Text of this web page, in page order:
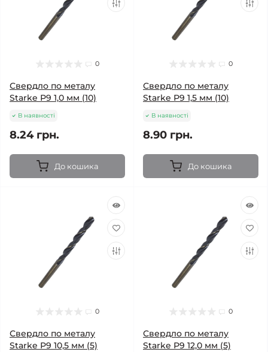
0
Свердло по металу
Starke Р9 1,0 мм (10)
В наявності
8.24 грн.
До кошика
0
Свердло по металу
Starke Р9 1,5 мм (10)
В наявності
8.90 грн.
До кошика
0
Свердло по металу
Starke Р9 10,5 мм (5)
0
Свердло по металу
Starke Р9 12,0 мм (5)